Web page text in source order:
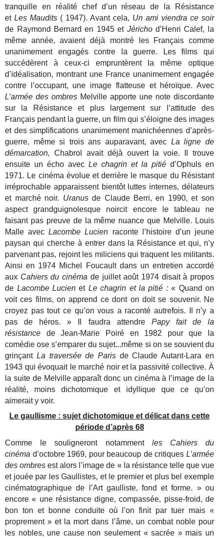
tranquille en réalité chef d’un réseau de la Résistance
etLes Maudits ( 1947). Avant cela, Un ami viendra ce soir
de Raymond Bernard en 1945 et Jérichod’Henri Calef, la
même année, avaient déjà montré les Français comme
unanimement engagés contre la guerre. Les films qui
succédèrent à ceux-ci empruntèrent la même optique
d’idéalisation, montrant une France unanimement engagée
contre l’occupant, une image flatteuse et héroïque. Avec
L’armée des ombres Melville apporte une note discordante
sur la Résistance et plus largement sur l’attitude des
Français pendant la guerre, un film qui s’éloigne des images
et des simplifications unanimement manichéennes d’après-
guerre, même si trois ans auparavant, avec La ligne de
démarcation, Chabrol avait déjà ouvert la voie. Il trouve
ensuite un écho avecLe chagrin et la pitiéd’Ophuls en
1971. Le cinéma évolue et derrière le masque du Résistant
irréprochable apparaissent bientôt luttes internes, délateurs
et marché noir. Uranusde Claude Berri, en 1990, et son
aspect grandguignolesque noircit encore le tableau ne
faisant pas preuve de la même nuance que Melville. Louis
Malle avecLacombe Lucien raconte l’histoire d’un jeune
paysan qui cherche à entrer dans la Résistance et qui, n’y
parvenant pas, rejoint les miliciens qui traquent les militants.
Ainsi en 1974 Michel Foucault dans un entretien accordé
aux Cahiers du cinéma de juillet août 1974 disait à propos
de Lacombe Lucienet Le chagrin et la pitié :« Quand on
voit ces films, on apprend ce dont on doit se souvenir. Ne
croyez pas tout ce qu’on vous a raconté autrefois. Il n’y a
pas de héros. » Il faudra attendre Papy fait de la
résistance de Jean-Marie Poiré en 1982 pour que la
comédie ose s’emparer du sujet...même si on se souvient du
grinçant La traversée de Paris de Claude Autant-Lara en
1943 qui évoquait le marché noir et la passivité collective. À
la suite de Melville apparaît donc un cinéma à l’image de la
réalité, moins dichotomique et idyllique que ce qu’on
aimerait y voir.
Le gaullisme : sujet dichotomique et délicat dans cette
période d’après 68
Comme le souligneront notamment les Cahiers du
cinéma d’octobre 1969, pour beaucoup de critiques L’armée
des ombres est alors l’image de « la résistance telle que vue
et jouée par les Gaullistes, et le premier et plus bel exemple
cinématographique de l’Art gaulliste, fond et forme. » ou
encore « une résistance digne, compassée, pisse-froid, de
bon ton et bonne conduite où l’on finit par tuer mais «
proprement » et la mort dans l’âme, un combat noble pour
les nobles, une cause non seulement « sacrée » mais un